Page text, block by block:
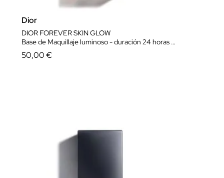
Dior
DIOR FOREVER SKIN GLOW
Base de Maquillaje luminoso - duración 24 horas e hidratación 48 horas
50,00 €